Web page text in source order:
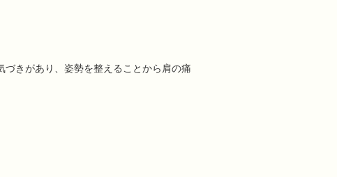
きがあり、姿勢を整えることから肩の痛